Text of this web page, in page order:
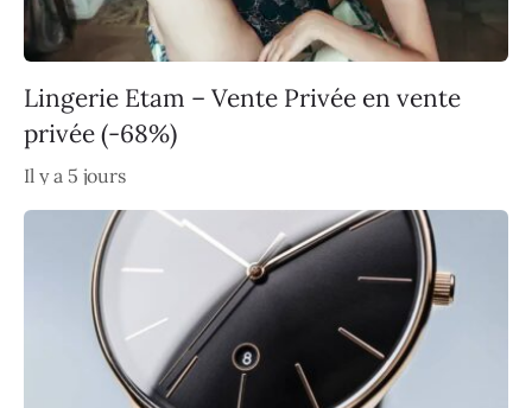
Lingerie Etam – Vente Privée en vente
privée (-68%)
Il y a 5 jours